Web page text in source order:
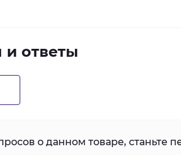
ответы
о данном товаре, станьте